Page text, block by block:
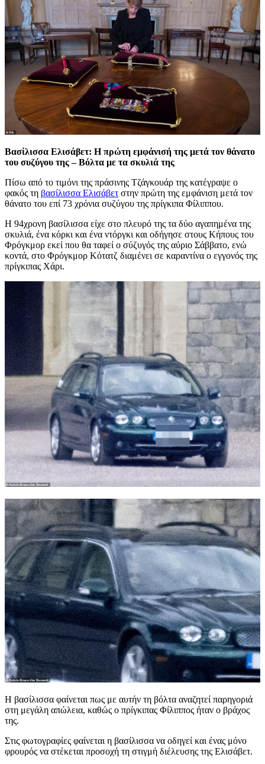
Βασίλισσα Ελισάβετ: Η πρώτη εμφάνισή της μετά τον θάνατο
του συζύγου της – Βόλτα με τα σκυλιά της
Πίσω από το τιμόνι της πράσινης Τζάγκουάρ της κατέγραψε ο
φακός τη βασίλισσα Ελισάβετ στην πρώτη της εμφάνιση μετά τον
θάνατο του επί 73 χρόνια συζύγου της πρίγκιπα Φίλιππου.
Η 94χρονη βασίλισσα είχε στο πλευρό της τα δύο αγαπημένα της
σκυλιά, ένα κόρκι και ένα ντόργκι και οδήγησε στους Κήπους του
Φρόγκμορ εκεί που θα ταφεί ο σύζυγός της αύριο Σάββατο, ενώ
κοντά, στο Φρόγκμορ Κότατζ διαμένει σε καραντίνα ο εγγονός της
πρίγκιπας Χάρι.
Η βασίλισσα φαίνεται πως με αυτήν τη βόλτα αναζητεί παρηγοριά
στη μεγάλη απώλεια, καθώς ο πρίγκιπας Φίλιππος ήταν ο βράχος
της.
Στις φωτογραφίες φαίνεται η βασίλισσα να οδηγεί και ένας μόνο
φρουρός να στέκεται προσοχή τη στιγμή διέλευσης της Ελισάβετ.